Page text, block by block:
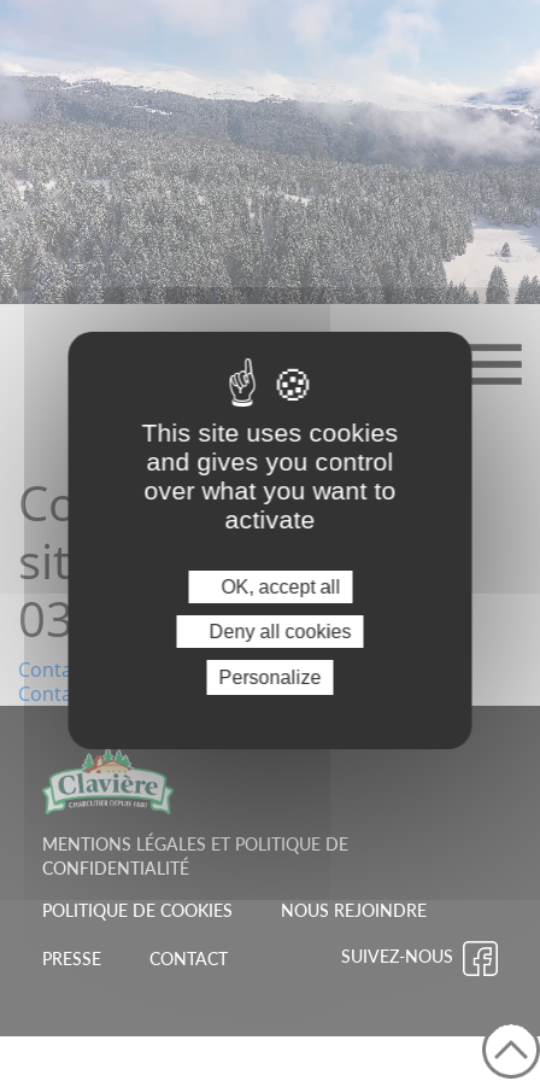
content
Contact depuis le
site02/04/2025
03:36:04
Navigation
l’article
Contact depuis le site02/03/2025 13:21:49
Contact depuis le site21/04/2025 14:45:06
MENTIONS LÉGALES ET POLITIQUE DE
CONFIDENTIALITÉ
POLITIQUE DE COOKIES NOUS REJOINDRE
PRESSE CONTACT SUIVEZ-NOUS
This site uses cookies
and gives you control
over what you want to
activate
OK, accept all
Deny all cookies
Personalize